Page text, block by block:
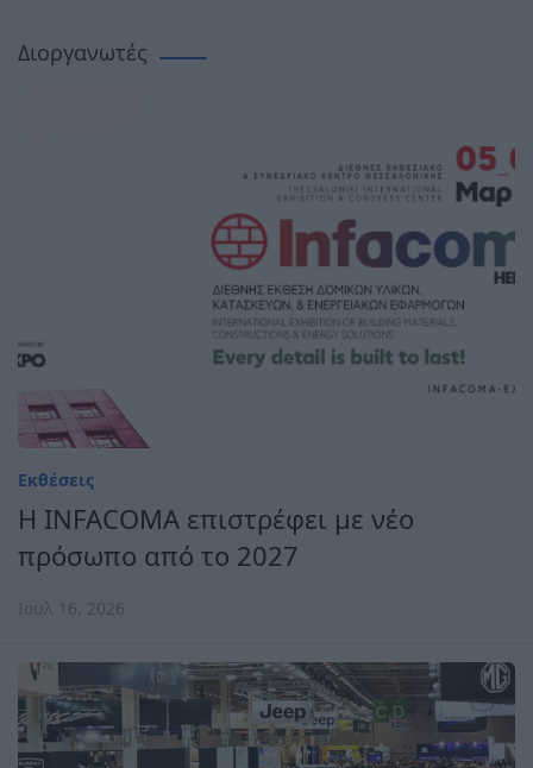
Διοργανωτές
Εκθέσεις
Η INFACOMA επιστρέφει με νέο
πρόσωπο από το 2027
Ιουλ 16, 2026